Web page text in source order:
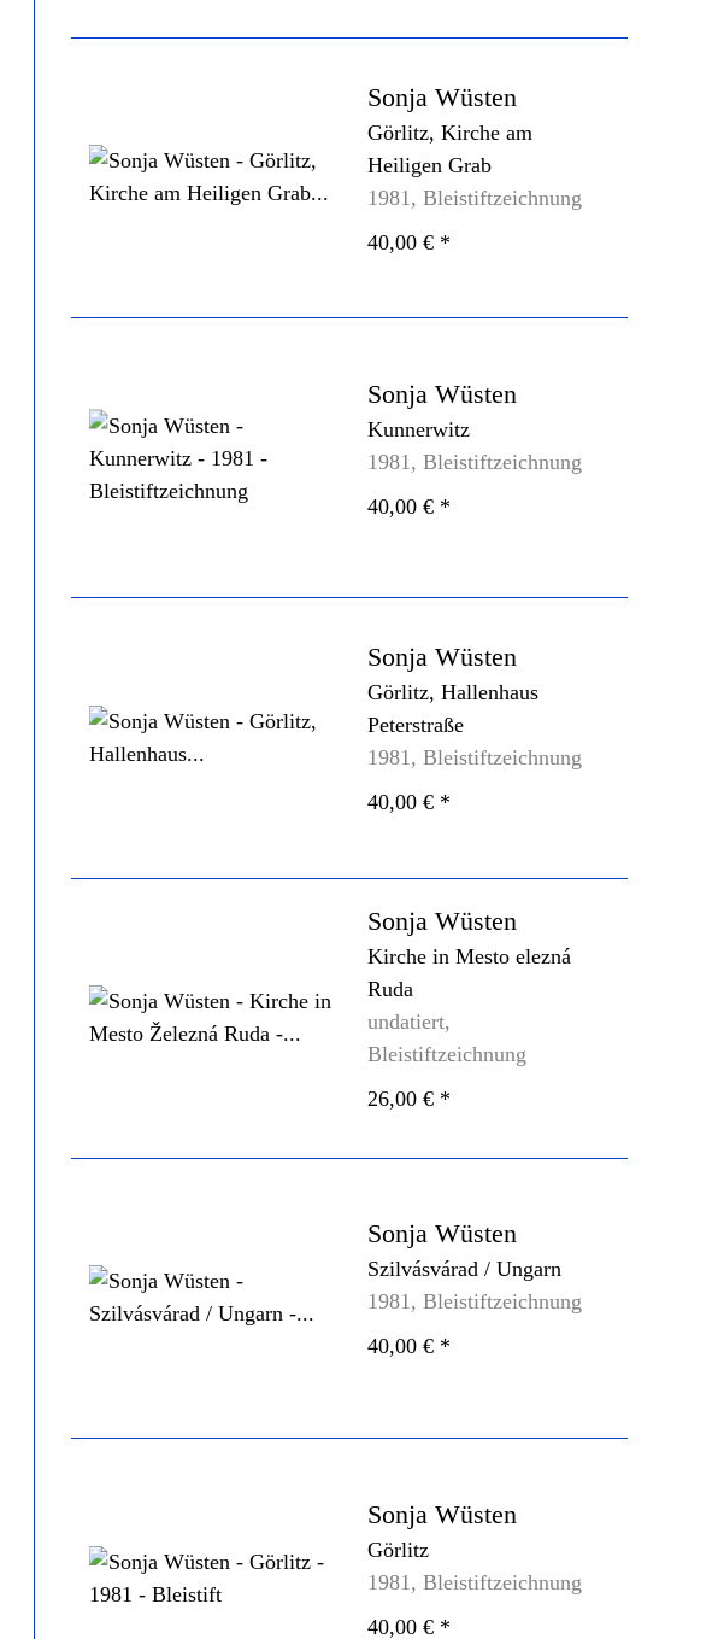
Sonja Wüsten
Görlitz, Kirche am
Heiligen Grab
1981, Bleistiftzeichnung
40,00 € *
Sonja Wüsten
Kunnerwitz
1981, Bleistiftzeichnung
40,00 € *
Sonja Wüsten
Görlitz, Hallenhaus
Peterstraße
1981, Bleistiftzeichnung
40,00 € *
Sonja Wüsten
Kirche in Mesto elezná
Ruda
undatiert,
Bleistiftzeichnung
26,00 € *
Sonja Wüsten
Szilvásvárad / Ungarn
1981, Bleistiftzeichnung
40,00 € *
Sonja Wüsten
Görlitz
1981, Bleistiftzeichnung
40,00 € *